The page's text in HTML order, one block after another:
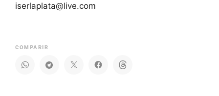
iserlaplata@live.com
COMPARIR